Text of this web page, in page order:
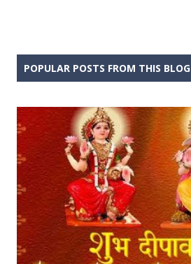
POPULAR POSTS FROM THIS BLOG